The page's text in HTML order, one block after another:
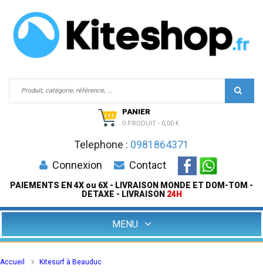
PANIER
0 PRODUIT - 0,00 €
Telephone : 0981864371
Connexion
Contact
PAIEMENTS EN 4X ou 6X - LIVRAISON MONDE ET DOM-TOM -
DETAXE - LIVRAISON 24H
MENU
Accueil Kitesurf à Beauduc